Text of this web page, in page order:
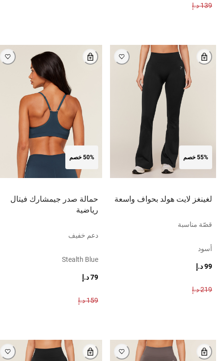
139 د.إ
55% خصم
لغينغز لايت هولد بحواف واسعة
قصّة مناسبة
أسود
99 د.إ
219 د.إ
50% خصم
حمالة صدر جيمشارك فيتال
رياضية
دعم خفيف
Stealth Blue
79 د.إ
159 د.إ